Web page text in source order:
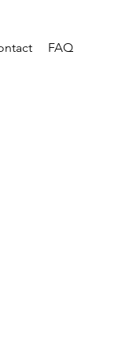
FAQ